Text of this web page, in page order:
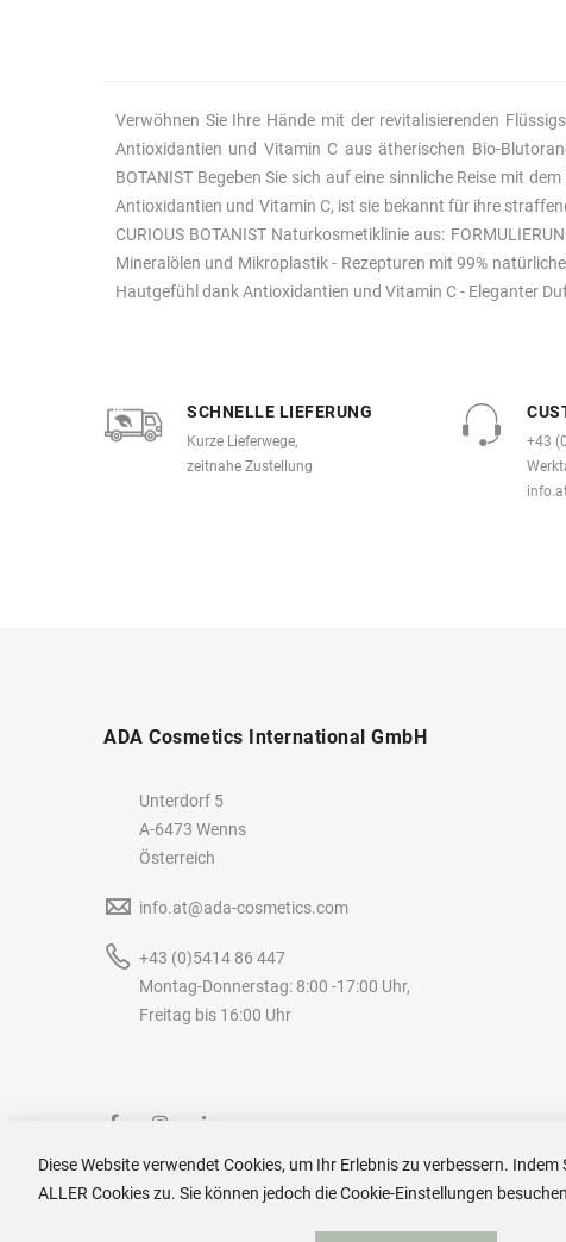
Verwöhnen Sie Ihre Hände mit der revitalisierenden
Antioxidantien und Vitamin C aus ätherischen Bio-
BOTANIST Begeben Sie sich auf eine sinnliche Reise mit
Antioxidantien und Vitamin C, ist sie bekannt für ihre
CURIOUS BOTANIST Naturkosmetiklinie aus:
Mineralölen und Mikroplastik - Rezepturen mit 99%
Hautgefühl dank Antioxidantien und Vitamin C - Eleganter
SCHNELLE LIEFERUNG
Kurze Lieferwege,
zeitnahe Zustellung
+43
ADA Cosmetics International GmbH
Unterdorf 5
A-6473 Wenns
Österreich
info.at@ada-cosmetics.com
+43 (0)5414 86 447
Montag-Donnerstag: 8:00 -17:00 Uhr,
Freitag bis 16:00 Uhr
Diese Website verwendet Cookies, um Ihr Erlebnis zu verbessern.
ALLER Cookies zu. Sie können jedoch die Cookie-Einstellungen